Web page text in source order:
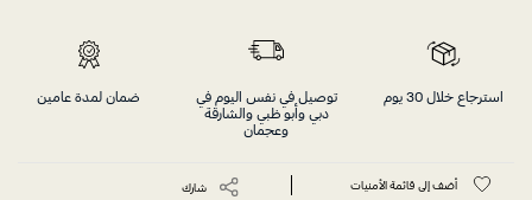
استرجاع خلال 30 يوم
توصيل في نفس اليوم في
دبي وأبو ظبي والشارقة
وعجمان
ضمان لمدة عامين
أضف إلى قائمة الأمنيات شارك